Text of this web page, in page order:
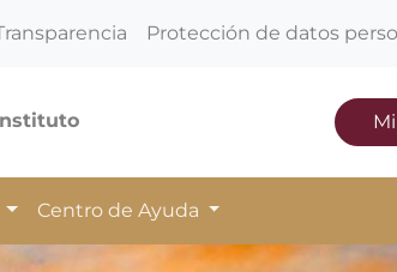
Protección de datos
Centro de Ayuda